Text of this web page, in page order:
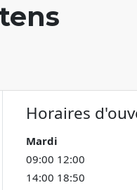
Horaires
Mardi
09:00 12:00
14:00 18:50